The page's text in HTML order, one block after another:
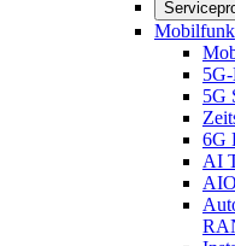
Mobilfunk
5G
6G
AI